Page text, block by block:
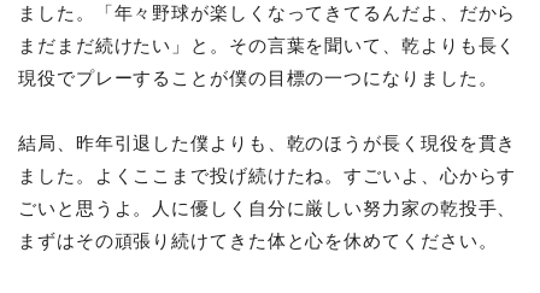
ました。「年々野球が楽しくなってきてるんだよ、だから
まだまだ続けたい」と。その言葉を聞いて、乾よりも長く
現役でプレーすることが僕の目標の一つになりました。
結局、昨年引退した僕よりも、乾のほうが長く現役を貫き
ました。よくここまで投げ続けたね。すごいよ、心からす
ごいと思うよ。人に優しく自分に厳しい努力家の乾投手、
まずはその頑張り続けてきた体と心を休めてください。